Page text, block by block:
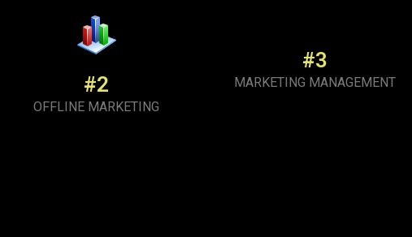
#2
OFFLINE MARKETING
#3
MARKETING MANAGEMENT